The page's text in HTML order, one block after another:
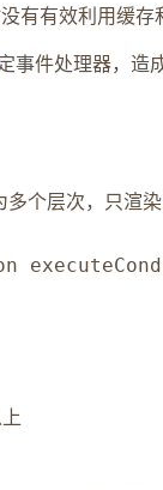
有有效利用缓存
事件处理器，造
个层次，只渲